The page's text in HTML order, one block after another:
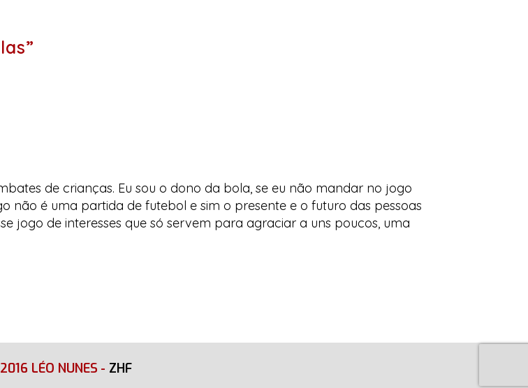
de crianças. Eu sou o dono da bola, se eu não mandar no jogo
não é uma partida de futebol e sim o presente e o futuro das pessoas
jogo de interesses que só servem para agraciar a uns poucos, uma
LÉO NUNES - ZHF